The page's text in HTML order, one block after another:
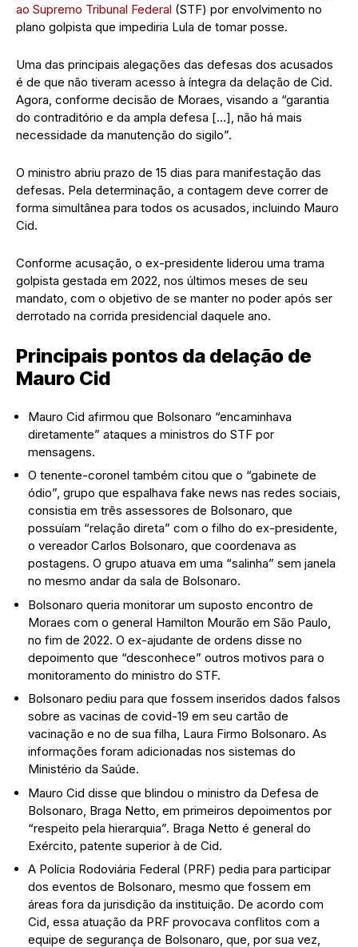
ao Supremo Tribunal Federal (STF) por envolvimento no
plano golpista que impediria Lula de tomar posse.
Uma das principais alegações das defesas dos acusados
é de que não tiveram acesso à íntegra da delação de Cid.
Agora, conforme decisão de Moraes, visando a “garantia
do contraditório e da ampla defesa […], não há mais
necessidade da manutenção do sigilo”.
O ministro abriu prazo de 15 dias para manifestação das
defesas. Pela determinação, a contagem deve correr de
forma simultânea para todos os acusados, incluindo Mauro
Cid.
Conforme acusação, o ex-presidente liderou uma trama
golpista gestada em 2022, nos últimos meses de seu
mandato, com o objetivo de se manter no poder após ser
derrotado na corrida presidencial daquele ano.
Principais pontos da delação de
Mauro Cid
Mauro Cid afirmou que Bolsonaro “encaminhava
diretamente” ataques a ministros do STF por
mensagens.
O tenente-coronel também citou que o “gabinete de
ódio”, grupo que espalhava fake news nas redes sociais,
consistia em três assessores de Bolsonaro, que
possuíam “relação direta” com o filho do ex-presidente,
o vereador Carlos Bolsonaro, que coordenava as
postagens. O grupo atuava em uma “salinha” sem janela
no mesmo andar da sala de Bolsonaro.
Bolsonaro queria monitorar um suposto encontro de
Moraes com o general Hamilton Mourão em São Paulo,
no fim de 2022. O ex-ajudante de ordens disse no
depoimento que “desconhece” outros motivos para o
monitoramento do ministro do STF.
Bolsonaro pediu para que fossem inseridos dados falsos
sobre as vacinas de covid-19 em seu cartão de
vacinação e no de sua filha, Laura Firmo Bolsonaro. As
informações foram adicionadas nos sistemas do
Ministério da Saúde.
Mauro Cid disse que blindou o ministro da Defesa de
Bolsonaro, Braga Netto, em primeiros depoimentos por
“respeito pela hierarquia”. Braga Netto é general do
Exército, patente superior à de Cid.
A Polícia Rodoviária Federal (PRF) pedia para participar
dos eventos de Bolsonaro, mesmo que fossem em
áreas fora da jurisdição da instituição. De acordo com
Cid, essa atuação da PRF provocava conflitos com a
equipe de segurança de Bolsonaro, que, por sua vez,